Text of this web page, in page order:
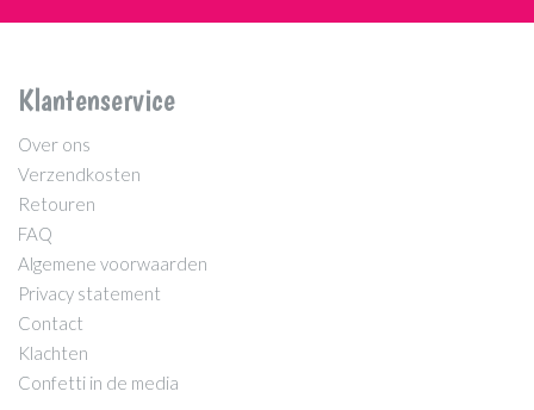
Klantenservice
Over ons
Verzendkosten
Retouren
FAQ
Algemene voorwaarden
Privacy statement
Contact
Klachten
Confetti in de media